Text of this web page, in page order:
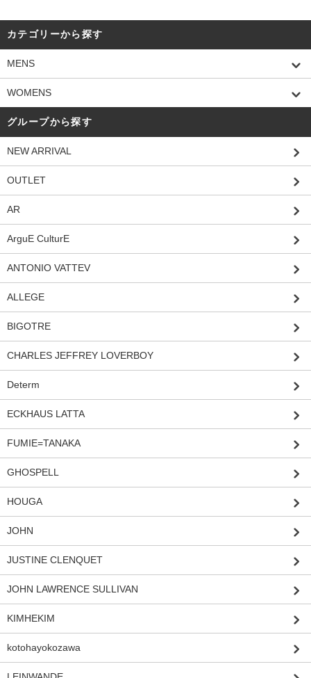
カテゴリーから探す
MENS
WOMENS
グループから探す
NEW ARRIVAL
OUTLET
AR
ArguE CulturE
ANTONIO VATTEV
ALLEGE
BIGOTRE
CHARLES JEFFREY LOVERBOY
Determ
ECKHAUS LATTA
FUMIE=TANAKA
GHOSPELL
HOUGA
JOHN
JUSTINE CLENQUET
JOHN LAWRENCE SULLIVAN
KIMHEKIM
kotohayokozawa